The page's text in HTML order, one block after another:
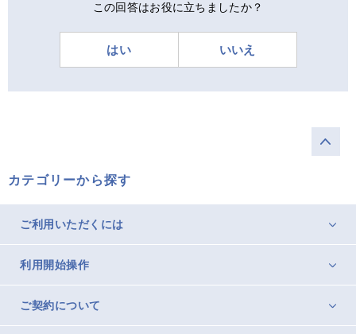
この回答はお役に立ちましたか？
はい いいえ
カテゴリーから探す
ご利用いただくには
利用開始操作
ご契約について